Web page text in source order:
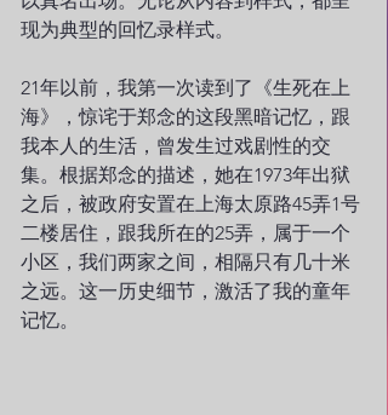
现为典型的回忆录样式。
21年以前，我第一次读到了《生死在上
海》，惊诧于郑念的这段黑暗记忆，跟
我本人的生活，曾发生过戏剧性的交
集。根据郑念的描述，她在1973年出狱
之后，被政府安置在上海太原路45弄1号
二楼居住，跟我所在的25弄，属于一个
小区，我们两家之间，相隔只有几十米
之远。这一历史细节，激活了我的童年
记忆。